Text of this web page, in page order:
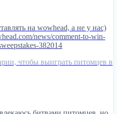
на wowhead, а не у нас)
news/comment-to-win-
382014
чтобы выиграть питомцев в